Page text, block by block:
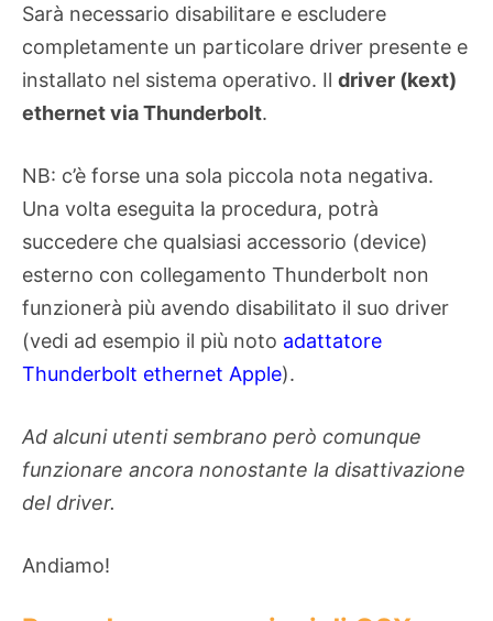
Sarà necessario disabilitare e escludere
completamente un particolare driver presente e
installato nel sistema operativo. Il driver (kext)
ethernet via Thunderbolt.
NB: c’è forse una sola piccola nota negativa.
Una volta eseguita la procedura, potrà
succedere che qualsiasi accessorio (device)
esterno con collegamento Thunderbolt non
funzionerà più avendo disabilitato il suo driver
(vedi ad esempio il più noto adattatore
Thunderbolt ethernet Apple).
Ad alcuni utenti sembrano però comunque
funzionare ancora nonostante la disattivazione
del driver.
Andiamo!